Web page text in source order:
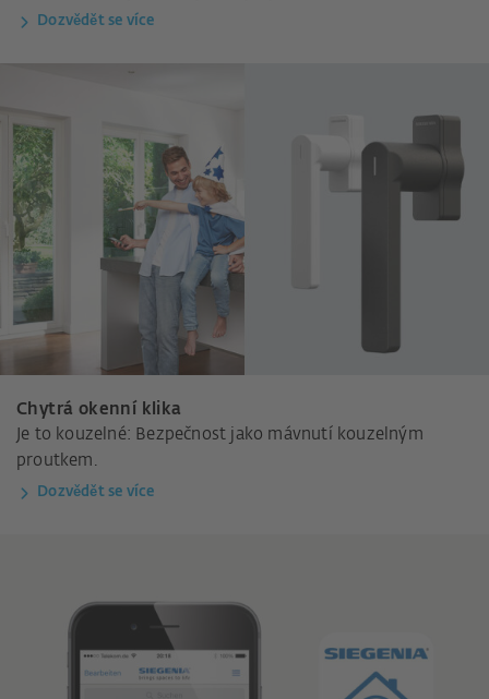
Dozvědět se více
Chytrá okenní klika
Je to kouzelné: Bezpečnost jako mávnutí kouzelným
proutkem.
Dozvědět se více